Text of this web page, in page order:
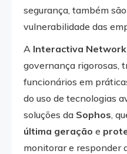
segurança, também
vulnerabilidade das
A Interactiva
governança rigorosas,
funcionários em
do uso de tecnologias
soluções da Sophos,
última geração e
monitorar e responder